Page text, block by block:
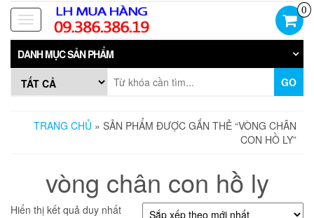
Skip
the
content
Toggle
navigation
0
DANH MỤC SẢN PHẨM
GO
TRANG CHỦ » SẢN PHẨM ĐƯỢC GẮN THẺ “VÒNG CHÂN
CON HỒ LY”
vòng chân con hồ ly
Hiển thị kết quả duy nhất